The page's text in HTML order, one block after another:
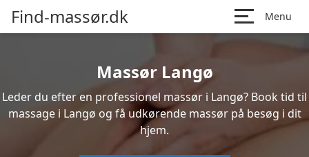
Find-massør.dk Menu
Massør Langø
Leder du efter en professionel massør i Langø? Book tid til
massage i Langø og få udkørende massør på besøg i dit
hjem.